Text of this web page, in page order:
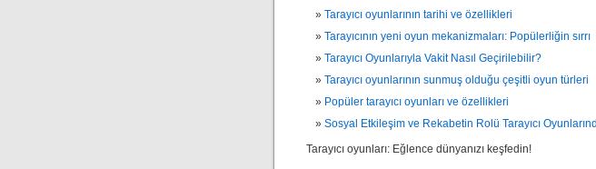
Tarayıcı oyunlarının tarihi ve özellikleri
Tarayıcının yeni oyun mekanizmaları: Popülerliğin sırrı
Tarayıcı Oyunlarıyla Vakit Nasıl Geçirilebilir?
Tarayıcı oyunlarının sunmuş olduğu çeşitli oyun türleri
Popüler tarayıcı oyunları ve özellikleri
Sosyal Etkileşim ve Rekabetin Rolü Tarayıcı
Tarayıcı oyunları: Eğlence dünyanızı keşfedin!